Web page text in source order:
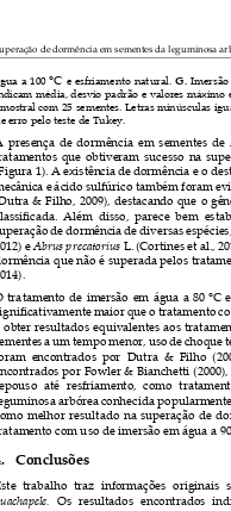
de dormência em sementes da leguminosa
a 100 °C e esfriamento natural. G. Imersão
média, desvio padrão e valores máximo
com 25 sementes. Letras minúsculas
erro pelo teste de Tukey.
presença de dormência em sementes de
que obtiveram sucesso na
1). A existência de dormência e o
e ácido sulfúrico também foram
& Filho, 2009), destacando que o
Além disso, parece bem
de dormência de diversas
e Abrus precatorius L. (Cortines et al.,
que não é superada pelos t
.
tratamento de imersão em água a 80 °C
maior que o tratamento co
obter resultados equivalentes aos trata
a um tempo menor, uso de choque
encontrados por Dutra & Filho
por Fowler & Bianchetti (2000),
até resfriamento, como tra
arbórea conhecida
melhor resultado na superação de
com uso de imersão em água a 90
Conclusões
trabalho traz informações originais
Os resultados encontrados